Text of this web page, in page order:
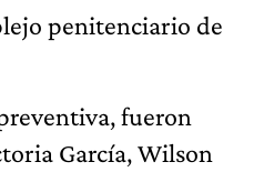
penitenciario de
fueron
García, Wilson